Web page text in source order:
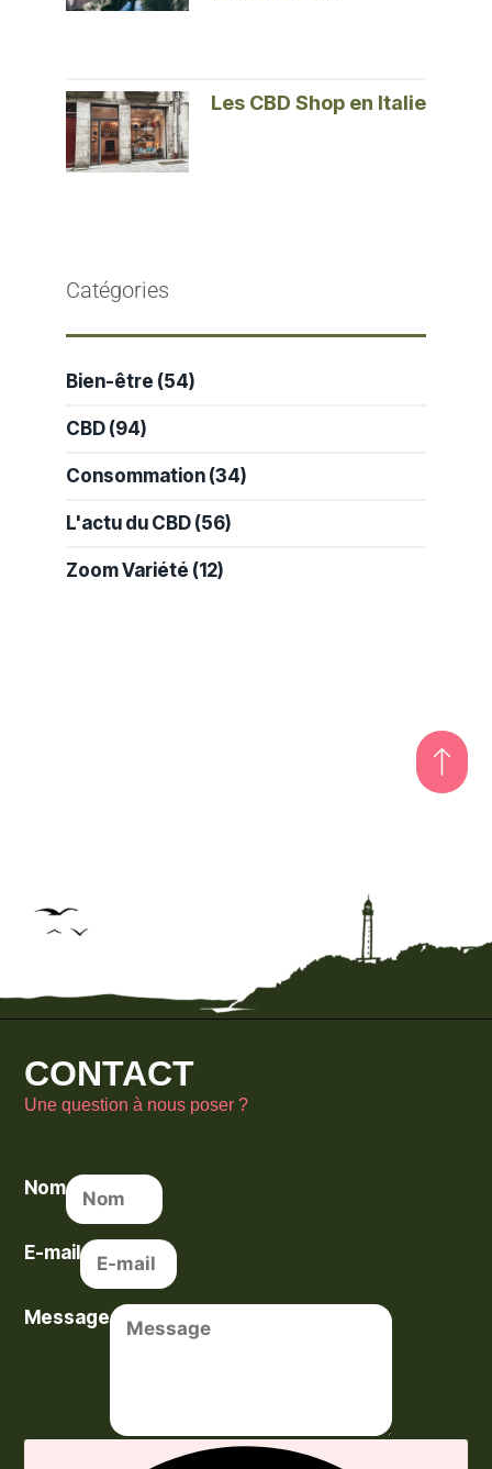
Les CBD Shop en Italie
Catégories
Bien-être (54)
CBD (94)
Consommation (34)
L'actu du CBD (56)
Zoom Variété (12)
CONTACT
Une question à nous poser ?
Nom
E-mail
Message